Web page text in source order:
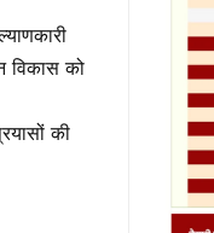
विकास को
की